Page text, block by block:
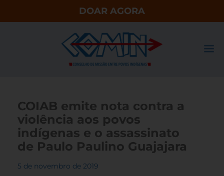
DOAR AGORA
COIAB emite nota contra a
violência aos povos
indígenas e o assassinato
de Paulo Paulino Guajajara
5 de novembro de 2019